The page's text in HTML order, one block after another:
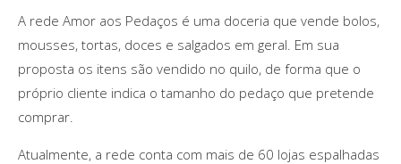
A rede Amor aos Pedaços é uma doceria que vende bolos,
mousses, tortas, doces e salgados em geral. Em sua
proposta os itens são vendido no quilo, de forma que o
próprio cliente indica o tamanho do pedaço que pretende
comprar.
Atualmente, a rede conta com mais de 60 lojas espalhadas